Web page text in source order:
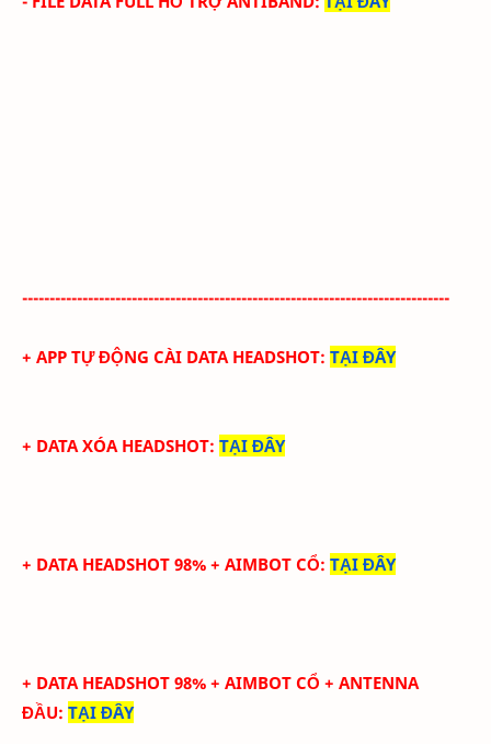
------------------------------------------------------------------------------
+ APP TỰ ĐỘNG CÀI DATA HEADSHOT: TẠI ĐÂY
+ DATA XÓA HEADSHOT: TẠI ĐÂY
+ DATA HEADSHOT 98% + AIMBOT CỔ: TẠI ĐÂY
+ DATA HEADSHOT 98% + AIMBOT CỔ + ANTENNA
ĐẦU: TẠI ĐÂY